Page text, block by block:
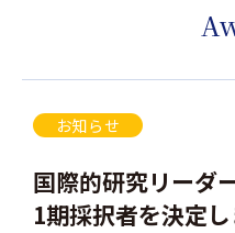
お知らせ
国際的研究リーダ
1期採択者を決定